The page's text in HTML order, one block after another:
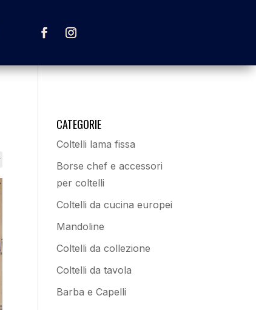
CATEGORIE
Coltelli lama fissa
Borse chef e accessori
per coltelli
Coltelli da cucina europei
Mandoline
Coltelli da collezione
Coltelli da tavola
Barba e Capelli